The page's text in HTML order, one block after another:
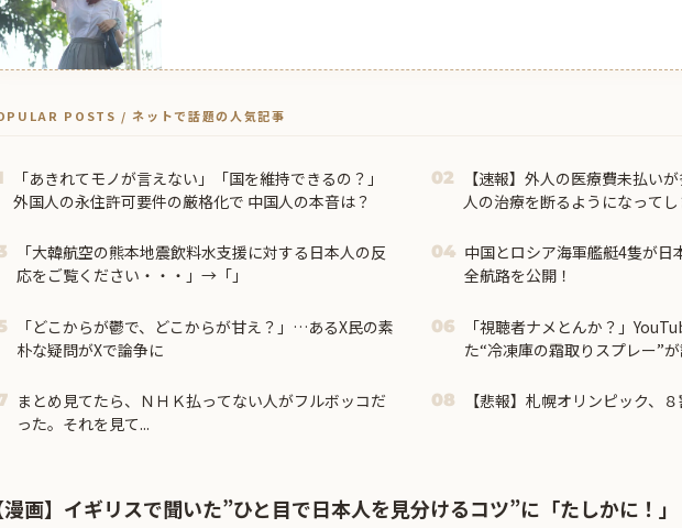
POSTS / ネットで話題の人気記事
「あきれてモノが言えない」「国を維持できるの？」
外国人の永住許可要件の厳格化で 中国人の本音は？
02
【速報】外人の医療費未払い
人の治療を断るようになってし
「大韓航空の熊本地震飲料水支援に対する日本人の反
応をご覧ください・・・」→「」
04 中国とロシア海軍艦艇4隻が
全航路を公開！
「どこからが鬱で、どこからが甘え？」…あるX民の素
朴な疑問がXで論争に
06
「視聴者ナメとんか？」
た“冷凍庫の霜取りスプレー”
まとめ見てたら、ＮＨＫ払ってない人がフルボッコだ
った。それを見て...
08 【悲報】札幌オリンピック、
漫画】イギリスで聞いた”ひと目で日本人を見分けるコツ”に「たしかに！